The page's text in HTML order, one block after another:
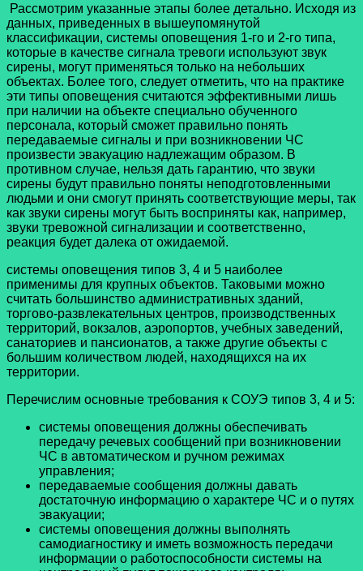
Рассмотрим указанные этапы более детально. Исходя из
данных, приведенных в вышеупомянутой
классификации, системы оповещения 1-го и 2-го типа,
которые в качестве сигнала тревоги используют звук
сирены, могут применяться только на небольших
объектах. Более того, следует отметить, что на практике
эти типы оповещения считаются эффективными лишь
при наличии на объекте специально обученного
персонала, который сможет правильно понять
передаваемые сигналы и при возникновении ЧС
произвести эвакуацию надлежащим образом. В
противном случае, нельзя дать гарантию, что звуки
сирены будут правильно поняты неподготовленными
людьми и они смогут принять соответствующие меры, так
как звуки сирены могут быть восприняты как, например,
звуки тревожной сигнализации и соответственно,
реакция будет далека от ожидаемой.
системы оповещения типов 3, 4 и 5 наиболее
применимы для крупных объектов. Таковыми можно
считать большинство административных зданий,
торгово-развлекательных центров, производственных
территорий, вокзалов, аэропортов, учебных заведений,
санаториев и пансионатов, а также другие объекты с
большим количеством людей, находящихся на их
территории.
Перечислим основные требования к СОУЭ типов 3, 4 и 5:
системы оповещения должны обеспечивать
передачу речевых сообщений при возникновении
ЧС в автоматическом и ручном режимах
управления;
передаваемые сообщения должны давать
достаточную информацию о характере ЧС и о путях
эвакуации;
системы оповещения должны выполнять
самодиагностику и иметь возможность передачи
информации о работоспособности системы на